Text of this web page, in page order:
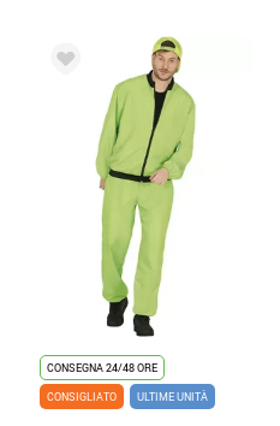
CONSEGNA 24/48 ORE
CONSIGLIATO
ULTIME UNITÀ